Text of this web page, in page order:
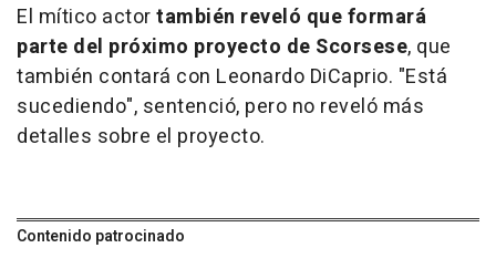
El mítico actortambién reveló que formará
parte del próximo proyecto de Scorsese, que
también contará con Leonardo DiCaprio. "Está
sucediendo", sentenció, pero no reveló más
detalles sobre el proyecto.
Contenido patrocinado